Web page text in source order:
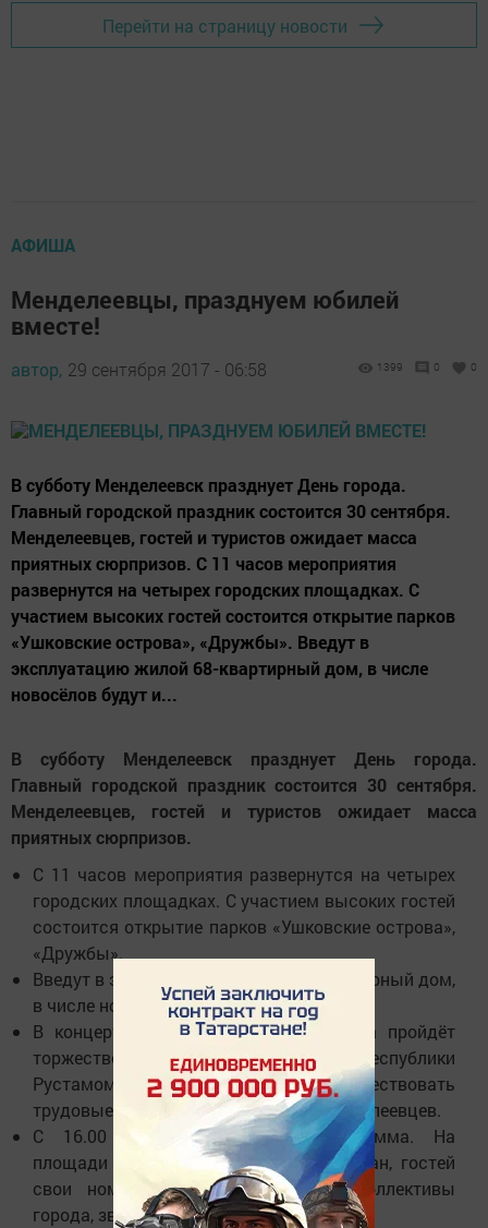
Перейти на страницу новости
АФИША
Менделеевцы, празднуем юбилей
вместе!
автор, 29 сентября 2017 - 06:58 1399 0 0
В субботу Менделеевск празднует День города.
Главный городской праздник состоится 30 сентября.
Менделеевцев, гостей и туристов ожидает масса
приятных сюрпризов. С 11 часов мероприятия
развернутся на четырех городских площадках. С
участием высоких гостей состоится открытие парков
«Ушковские острова», «Дружбы». Введут в
эксплуатацию жилой 68-квартирный дом, в числе
новосёлов будут и...
В субботу Менделеевск празднует День города.
Главный городской праздник состоится 30 сентября.
Менделеевцев, гостей и туристов ожидает масса
приятных сюрпризов.
С 11 часов мероприятия развернутся на четырех
городских площадках. С участием высоких гостей
состоится открытие парков «Ушковские острова»,
«Дружбы».
Введут в эксплуатацию жилой 68-квартирный дом,
в числе новосёлов будут и дети сироты.
В концертном зале ДК им. С Гассара пройдёт
торжественный прием Президентом республики
Рустамом Миннихановым, где будут чествовать
трудовые династии, заслуженных менделеевцев.
С 16.00 начнется вечерняя программа. На
площади ДК им. С.Гассара для горожан, гостей
свои номера подарят творческие коллективы
города, звезды татарской эстрады.